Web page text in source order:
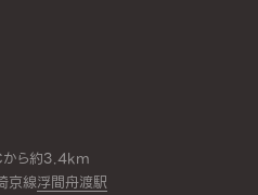
から約3.4km
京線浮間舟渡駅